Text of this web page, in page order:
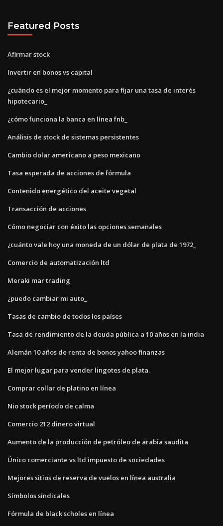
Featured Posts
Afirmar stock
Invertir en bonos vs capital
¿cuándo es el mejor momento para fijar una tasa de interés
hipotecario_
¿cómo funciona la banca en línea fnb_
Análisis de stock de sistemas persistentes
Cambio dolar americano a peso mexicano
Tasa esperada de acciones de fórmula
Contenido energético del aceite vegetal
Transacción de acciones
Cómo negociar con éxito las opciones semanales
¿cuánto vale hoy una moneda de un dólar de plata de 1972_
Comercio de automatización ltd
Meraki mar trading
¿puedo cambiar mi auto_
Tasas de cambio de todos los países
Tasa de rendimiento de la deuda pública a 10 años en la india
Alemán 10 años de renta de bonos yahoo finanzas
El mejor lugar para vender lingotes de plata.
Comprar collar de platino en línea
Nio stock período de calma
Comercio 212 dinero virtual
Aumento de la producción de petróleo de arabia saudita
Único comerciante vs ltd impuesto de sociedades
Mejores sitios de reserva de vuelos en línea australia
Símbolos sindicales
Fórmula de black scholes en línea